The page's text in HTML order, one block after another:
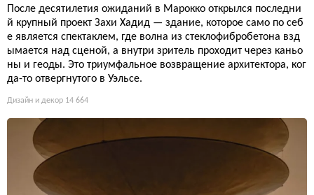
После десятилетия ожиданий в Марокко открылся последни
й крупный проект Захи Хадид — здание, которое само по себ
е является спектаклем, где волна из стеклофибробетона взд
ымается над сценой, а внутри зритель проходит через каньо
ны и геоды. Это триумфальное возвращение архитектора, ког
да-то отвергнутого в Уэльсе.
Дизайн и декор 14 664